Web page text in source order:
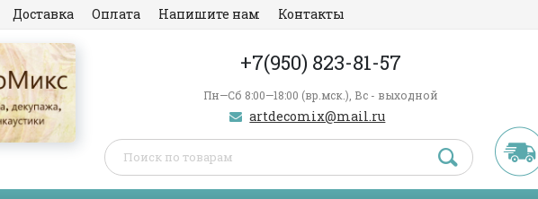
Доставка Оплата Напишите нам Контакты
+7(950) 823-81-57
Пн—Сб 8:00—18:00 (вр.мск.), Вс - выходной
artdecomix@mail.ru